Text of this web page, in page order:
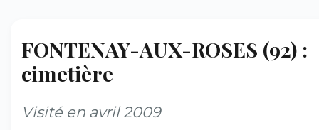
FONTENAY-AUX-ROSES (92) :
cimetière
Visité en avril 2009